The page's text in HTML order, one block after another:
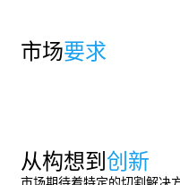
市场要求
从构想到 创新